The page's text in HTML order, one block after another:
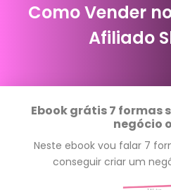
Como Vender
Afiliado
Ebook grátis 7 formas
negócio
Neste ebook vou falar 7
conseguir criar um